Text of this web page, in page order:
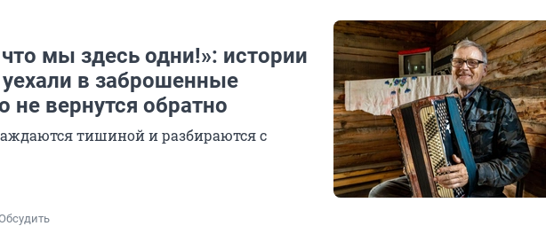
мы здесь одни!»: истории
в заброшенные
не вернутся обратно
тишиной и разбираются с